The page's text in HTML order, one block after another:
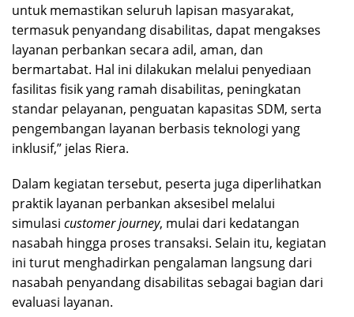
untuk memastikan seluruh lapisan masyarakat,
termasuk penyandang disabilitas, dapat mengakses
layanan perbankan secara adil, aman, dan
bermartabat. Hal ini dilakukan melalui penyediaan
fasilitas fisik yang ramah disabilitas, peningkatan
standar pelayanan, penguatan kapasitas SDM, serta
pengembangan layanan berbasis teknologi yang
inklusif,” jelas Riera.
Dalam kegiatan tersebut, peserta juga diperlihatkan
praktik layanan perbankan aksesibel melalui
simulasi customer journey, mulai dari kedatangan
nasabah hingga proses transaksi. Selain itu, kegiatan
ini turut menghadirkan pengalaman langsung dari
nasabah penyandang disabilitas sebagai bagian dari
evaluasi layanan.